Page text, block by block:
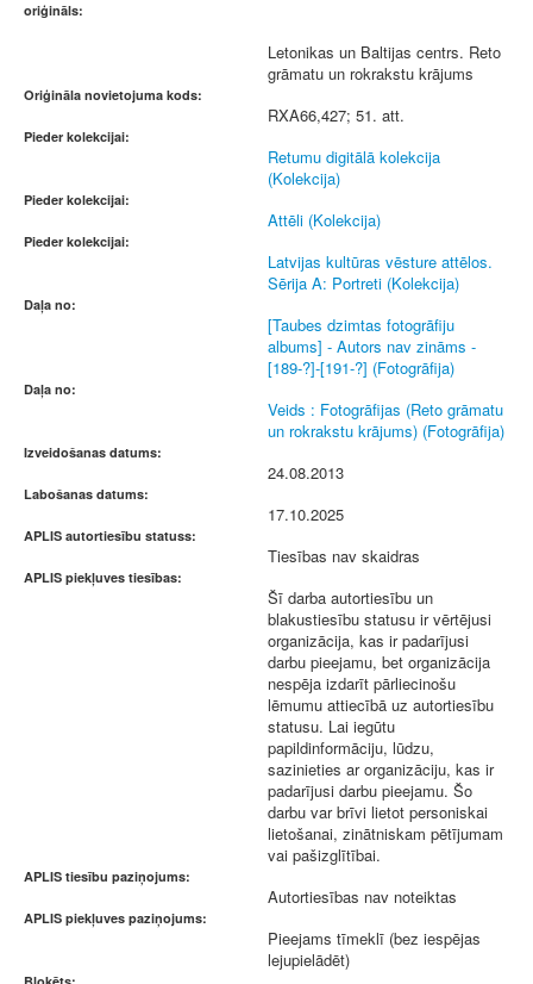
oriģināls:
Letonikas un Baltijas centrs. Reto
grāmatu un rokrakstu krājums
Oriģināla novietojuma kods:
RXA66,427; 51. att.
Pieder kolekcijai:
Retumu digitālā kolekcija
(Kolekcija)
Pieder kolekcijai:
Attēli (Kolekcija)
Pieder kolekcijai:
Latvijas kultūras vēsture attēlos.
Sērija A: Portreti (Kolekcija)
Daļa no:
[Taubes dzimtas fotogrāfiju
albums] - Autors nav zināms -
[189-?]-[191-?] (Fotogrāfija)
Daļa no:
Veids : Fotogrāfijas (Reto grāmatu
un rokrakstu krājums) (Fotogrāfija)
Izveidošanas datums:
24.08.2013
Labošanas datums:
17.10.2025
APLIS autortiesību statuss:
Tiesības nav skaidras
APLIS piekļuves tiesības:
Šī darba autortiesību un
blakustiesību statusu ir vērtējusi
organizācija, kas ir padarījusi
darbu pieejamu, bet organizācija
nespēja izdarīt pārliecinošu
lēmumu attiecībā uz autortiesību
statusu. Lai iegūtu
papildinformāciju, lūdzu,
sazinieties ar organizāciju, kas ir
padarījusi darbu pieejamu. Šo
darbu var brīvi lietot personiskai
lietošanai, zinātniskam pētījumam
vai pašizglītībai.
APLIS tiesību paziņojums:
Autortiesības nav noteiktas
APLIS piekļuves paziņojums:
Pieejams tīmeklī (bez iespējas
lejupielādēt)